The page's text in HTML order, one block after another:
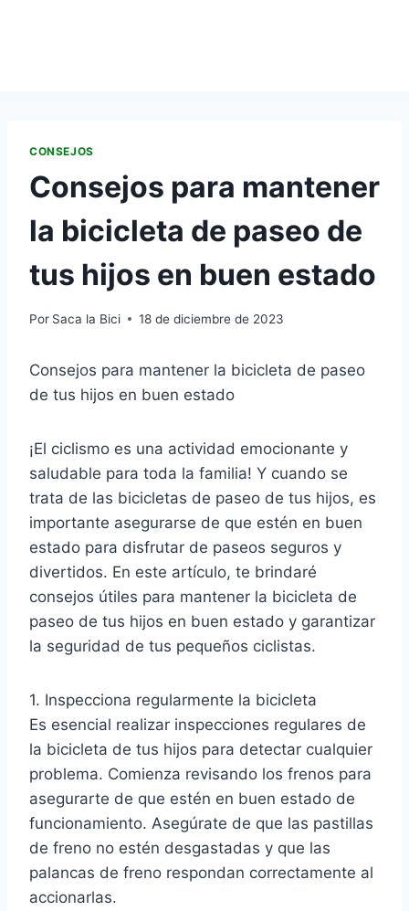
CONSEJOS
Consejos para mantener
la bicicleta de paseo de
tus hijos en buen estado
Por Saca la Bici 18 de diciembre de 2023
Consejos para mantener la bicicleta de paseo
de tus hijos en buen estado
¡El ciclismo es una actividad emocionante y
saludable para toda la familia! Y cuando se
trata de las bicicletas de paseo de tus hijos, es
importante asegurarse de que estén en buen
estado para disfrutar de paseos seguros y
divertidos. En este artículo, te brindaré
consejos útiles para mantener la bicicleta de
paseo de tus hijos en buen estado y garantizar
la seguridad de tus pequeños ciclistas.
1. Inspecciona regularmente la bicicleta
Es esencial realizar inspecciones regulares de
la bicicleta de tus hijos para detectar cualquier
problema. Comienza revisando los frenos para
asegurarte de que estén en buen estado de
funcionamiento. Asegúrate de que las pastillas
de freno no estén desgastadas y que las
palancas de freno respondan correctamente al
accionarlas.